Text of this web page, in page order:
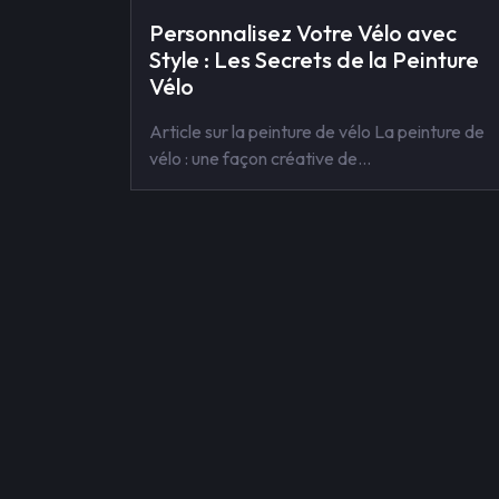
Personnalisez Votre Vélo avec
Style : Les Secrets de la Peinture
Vélo
Article sur la peinture de vélo La peinture de
vélo : une façon créative de…